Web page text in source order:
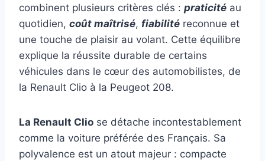
combinent plusieurs critères clés : praticité au
quotidien, coût maîtrisé, fiabilité reconnue et
une touche de plaisir au volant. Cette équilibre
explique la réussite durable de certains
véhicules dans le cœur des automobilistes, de
la Renault Clio à la Peugeot 208.
La Renault Clio se détache incontestablement
comme la voiture préférée des Français. Sa
polyvalence est un atout majeur : compacte